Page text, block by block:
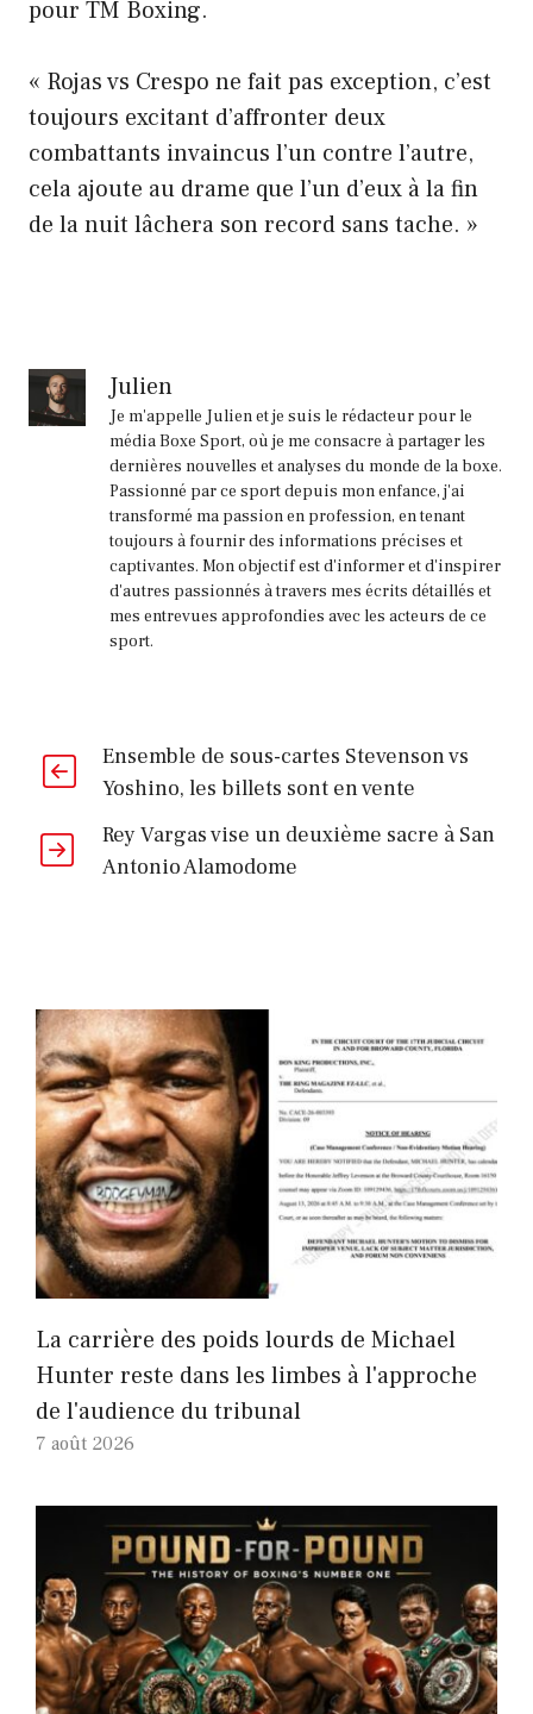
pour TM Boxing.
« Rojas vs Crespo ne fait pas exception, c’est
toujours excitant d’affronter deux
combattants invaincus l’un contre l’autre,
cela ajoute au drame que l’un d’eux à la fin
de la nuit lâchera son record sans tache. »
Julien
Je m'appelle Julien et je suis le rédacteur pour le
média Boxe Sport, où je me consacre à partager les
dernières nouvelles et analyses du monde de la boxe.
Passionné par ce sport depuis mon enfance, j'ai
transformé ma passion en profession, en tenant
toujours à fournir des informations précises et
captivantes. Mon objectif est d'informer et d'inspirer
d'autres passionnés à travers mes écrits détaillés et
mes entrevues approfondies avec les acteurs de ce
sport.
Ensemble de sous-cartes Stevenson vs
Yoshino, les billets sont en vente
Rey Vargas vise un deuxième sacre à San
Antonio Alamodome
La carrière des poids lourds de Michael
Hunter reste dans les limbes à l'approche
de l'audience du tribunal
7 août 2026